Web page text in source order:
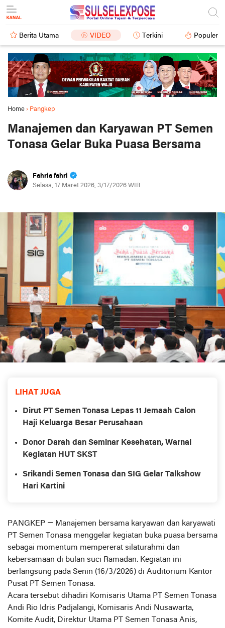
Berita Utama VIDEO Terkini Populer
Home › Pangkep
Manajemen dan Karyawan PT Semen
Tonasa Gelar Buka Puasa Bersama
Fahria fahri
Selasa, 17 Maret 2026, 3/17/2026 WIB
LIHAT JUGA
Dirut PT Semen Tonasa Lepas 11 Jemaah Calon
Haji Keluarga Besar Perusahaan
Donor Darah dan Seminar Kesehatan, Warnai
Kegiatan HUT SKST
Srikandi Semen Tonasa dan SIG Gelar Talkshow
Hari Kartini
PANGKEP — Manajemen bersama karyawan dan karyawati
PT Semen Tonasa menggelar kegiatan buka puasa bersama
sebagai momentum mempererat silaturahmi dan
kebersamaan di bulan suci Ramadan. Kegiatan ini
berlangsung pada Senin (16/3/2026) di Auditorium Kantor
Pusat PT Semen Tonasa.
Acara tersebut dihadiri Komisaris Utama PT Semen Tonasa
Andi Rio Idris Padjalangi, Komisaris Andi Nusawarta,
Komite Audit, Direktur Utama PT Semen Tonasa Anis,